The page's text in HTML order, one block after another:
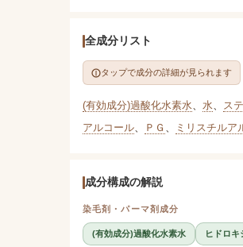
全成分リスト
タップで成分の詳細が見られます
(有効成分)過酸化水素水、 水、 ス
アルコール、 ＰＧ 、 ミリスチルア
成分構成の解説
染毛剤・パーマ剤成分
(有効成分)過酸化水素水
ヒドロキ